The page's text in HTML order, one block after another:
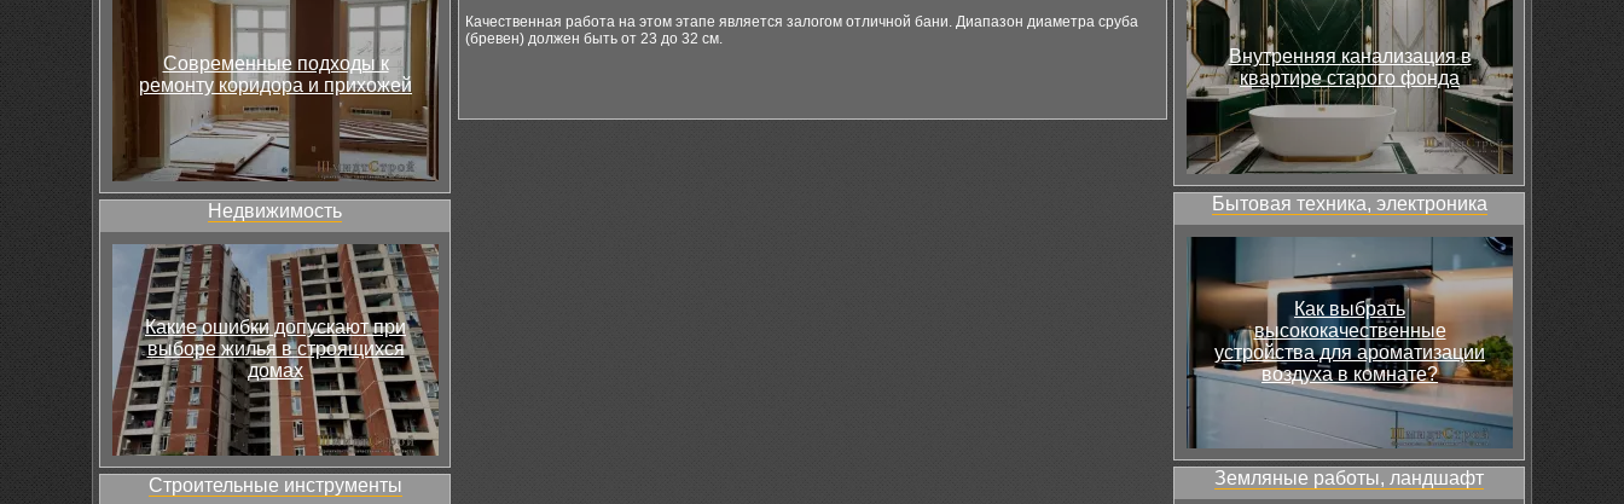
Современные подходы к
ремонту коридора и прихожей
Недвижимость
Какие ошибки допускают при
выборе жилья в строящихся
домах
Строительные инструменты
Качественная работа на этом этапе является залогом отличной бани. Диапазон диаметра сруба
(бревен) должен быть от 23 до 32 см.
Внутренняя канализация в
квартире старого фонда
Бытовая техника, электроника
Как выбрать
высококачественные
устройства для ароматизации
воздуха в комнате?
Земляные работы, ландшафт